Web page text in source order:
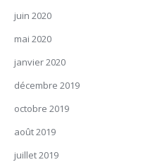
juin 2020
mai 2020
janvier 2020
décembre 2019
octobre 2019
août 2019
juillet 2019